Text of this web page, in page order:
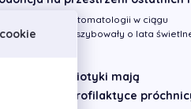
dziedziny stomatologii w ciągu
15-20 lat poszybowały o lata
wiesz że probiotyki mają
w profilaktyce